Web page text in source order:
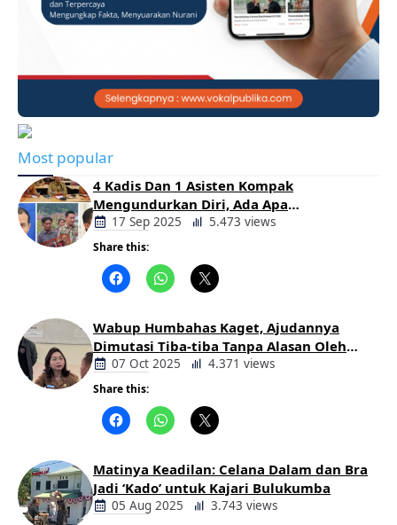
Most popular
4 Kadis Dan 1 Asisten Kompak
Mengundurkan Diri, Ada Apa
Pemerintahan Oloan
17 Sep 2025 5.473 views
Share this:
Wabup Humbahas Kaget, Ajudannya
Dimutasi Tiba-tiba Tanpa Alasan Oleh
Bupati
07 Oct 2025 4.371 views
Share this:
Matinya Keadilan: Celana Dalam dan Bra
Jadi ‘Kado’ untuk Kajari Bulukumba
05 Aug 2025 3.743 views